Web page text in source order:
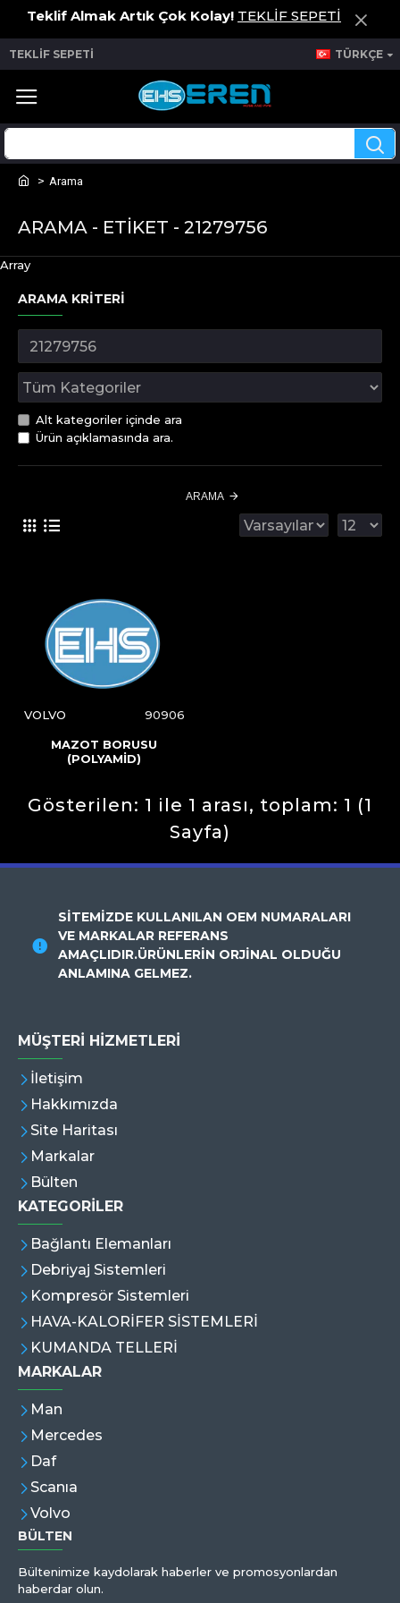
Teklif Almak Artık Çok Kolay! TEKLİF SEPETİ
TEKLİF SEPETİ TÜRKÇE
Arama
ARAMA - ETIKET - 21279756
Array
ARAMA KRITERI
Alt kategoriler içinde ara
Ürün açıklamasında ara.
ARAMA
VOLVO 90906
MAZOT BORUSU
(POLYAMİD)
Gösterilen: 1 ile 1 arası, toplam: 1 (1
Sayfa)
SİTEMİZDE KULLANILAN OEM NUMARALARI
VE MARKALAR REFERANS
AMAÇLIDIR.ÜRÜNLERİN ORJİNAL OLDUĞU
ANLAMINA GELMEZ.
MÜŞTERI HIZMETLERI
İletişim
Hakkımızda
Site Haritası
Markalar
Bülten
KATEGORİLER
Bağlantı Elemanları
Debriyaj Sistemleri
Kompresör Sistemleri
HAVA-KALORİFER SİSTEMLERİ
KUMANDA TELLERİ
MARKALAR
Man
Mercedes
Daf
Scanıa
Volvo
BÜLTEN
Bültenimize kaydolarak haberler ve promosyonlardan
haberdar olun.